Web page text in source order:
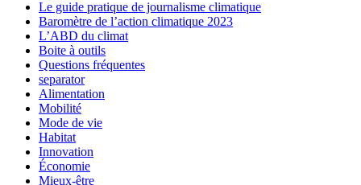
Le guide pratique de journalisme climatique
Baromètre de l’action climatique 2023
L’ABD du climat
Boite à outils
Questions fréquentes
separator
Alimentation
Mobilité
Mode de vie
Habitat
Innovation
Économie
Mieux-être